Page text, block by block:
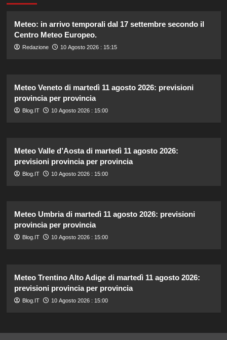
Meteo: in arrivo temporali dal 17 settembre secondo il
Centro Meteo Europeo.
Redazione 10 Agosto 2026 : 15:15
Meteo Veneto di martedì 11 agosto 2026: previsioni
provincia per provincia
Blog.IT 10 Agosto 2026 : 15:00
Meteo Valle d’Aosta di martedì 11 agosto 2026:
previsioni provincia per provincia
Blog.IT 10 Agosto 2026 : 15:00
Meteo Umbria di martedì 11 agosto 2026: previsioni
provincia per provincia
Blog.IT 10 Agosto 2026 : 15:00
Meteo Trentino Alto Adige di martedì 11 agosto 2026:
previsioni provincia per provincia
Blog.IT 10 Agosto 2026 : 15:00